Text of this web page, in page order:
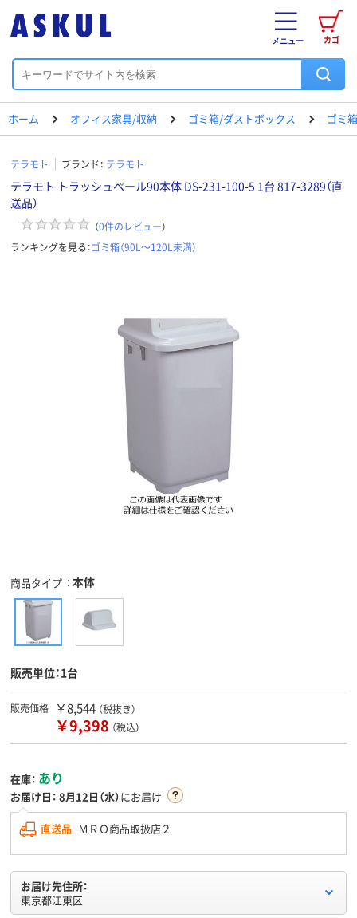
カゴ
メニュー
ホーム オフィス家具/収納 ゴミ箱/ダストボックス ゴミ
テラモト ブランド： テラモト
テラモト トラッシュペール90本体 DS-231-100-5 1台 817-3289（直
送品）
（0件のレビュー）
ランキングを見る：ゴミ箱（90L～120L未満）
商品タイプ 本体
販売単位：1台
販売価格 ￥8,544 （税抜き）
￥9,398 （税込）
在庫： あり
お届け日： 8月12日（水）にお届け
直送品 ＭＲＯ商品取扱店２
お届け先住所：
東京都江東区